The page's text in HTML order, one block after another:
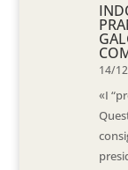
14/
«I